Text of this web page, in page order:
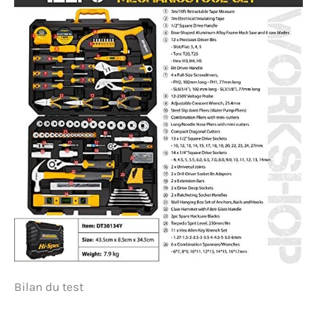
Bilan du test